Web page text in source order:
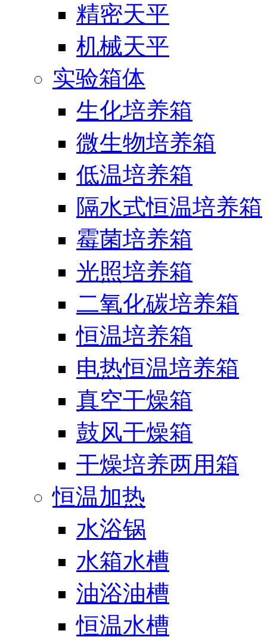
精密天平
机械天平
实验箱体
生化培养箱
微生物培养箱
低温培养箱
隔水式恒温培养箱
霉菌培养箱
光照培养箱
二氧化碳培养箱
恒温培养箱
电热恒温培养箱
真空干燥箱
鼓风干燥箱
干燥培养两用箱
恒温加热
水浴锅
水箱水槽
油浴油槽
恒温水槽